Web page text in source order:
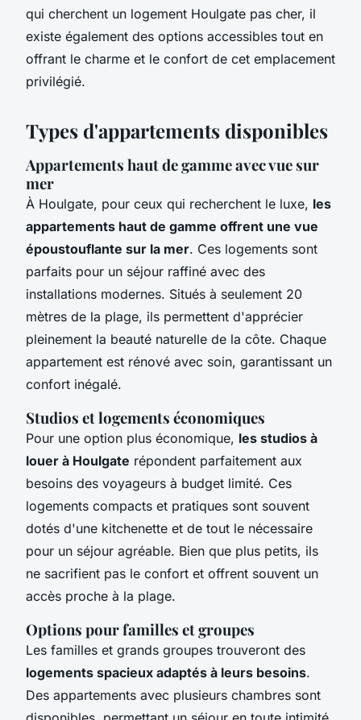
qui cherchent un logement Houlgate pas cher, il
existe également des options accessibles tout en
offrant le charme et le confort de cet emplacement
privilégié.
Types d'appartements disponibles
Appartements haut de gamme avec vue sur
mer
À Houlgate, pour ceux qui recherchent le luxe, les
appartements haut de gamme offrent une vue
époustouflante sur la mer. Ces logements sont
parfaits pour un séjour raffiné avec des
installations modernes. Situés à seulement 20
mètres de la plage, ils permettent d'apprécier
pleinement la beauté naturelle de la côte. Chaque
appartement est rénové avec soin, garantissant un
confort inégalé.
Studios et logements économiques
Pour une option plus économique, les studios à
louer à Houlgate répondent parfaitement aux
besoins des voyageurs à budget limité. Ces
logements compacts et pratiques sont souvent
dotés d'une kitchenette et de tout le nécessaire
pour un séjour agréable. Bien que plus petits, ils
ne sacrifient pas le confort et offrent souvent un
accès proche à la plage.
Options pour familles et groupes
Les familles et grands groupes trouveront des
logements spacieux adaptés à leurs besoins.
Des appartements avec plusieurs chambres sont